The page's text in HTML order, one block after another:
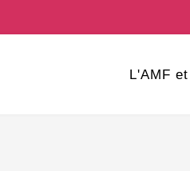
L'AMF